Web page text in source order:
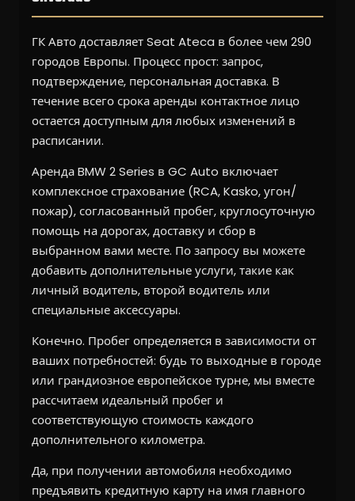
ГК Авто доставляет Seat Ateca в более чем 290
городов Европы. Процесс прост: запрос,
подтверждение, персональная доставка. В
течение всего срока аренды контактное лицо
остается доступным для любых изменений в
расписании.
Аренда BMW 2 Series в GC Auto включает
комплексное страхование (RCA, Kasko, угон/
пожар), согласованный пробег, круглосуточную
помощь на дорогах, доставку и сбор в
выбранном вами месте. По запросу вы можете
добавить дополнительные услуги, такие как
личный водитель, второй водитель или
специальные аксессуары.
Конечно. Пробег определяется в зависимости от
ваших потребностей: будь то выходные в городе
или грандиозное европейское турне, мы вместе
рассчитаем идеальный пробег и
соответствующую стоимость каждого
дополнительного километра.
Да, при получении автомобиля необходимо
предъявить кредитную карту на имя главного